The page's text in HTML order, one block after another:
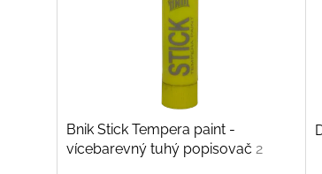
Bnik Stick Tempera paint -
vícebarevný tuhý popisovač 2